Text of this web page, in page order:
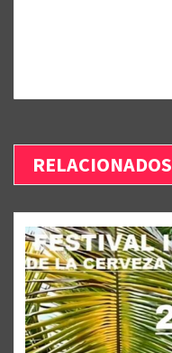
RELACIONADOS